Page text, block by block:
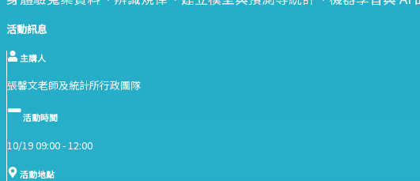
活動訊息
主講人
張馨文老師及統計所行政團隊
活動時間
10/19 09:00 -12:00
活動地點